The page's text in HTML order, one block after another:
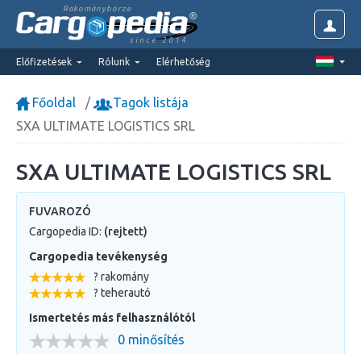
Rakománybörze
since 2014
Előfizetések Rólunk Elérhetőség
Főoldal
Tagok listája
SXA ULTIMATE LOGISTICS SRL
SXA ULTIMATE LOGISTICS SRL
FUVAROZÓ
Cargopedia ID: (rejtett)
Cargopedia tevékenység
? rakomány
? teherautó
Ismertetés más felhasználótól
0 minősítés